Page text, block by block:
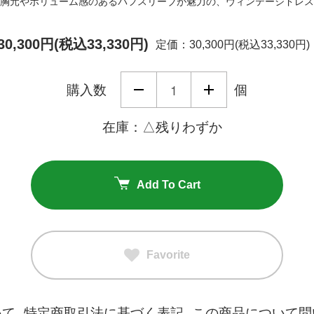
円(税込33,330円) 定価：30,300円(税込33,330円)
購入数 個
在庫：△残りわずか
Add To Cart
Favorite